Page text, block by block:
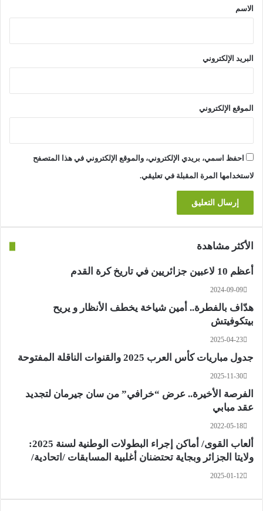
*الاسم
البريد الإلكتروني
الموقع الإلكتروني
احفظ اسمي، بريدي الإلكتروني، والموقع الإلكتروني في هذا المتصفح
لاستخدامها المرة المقبلة في تعليقي.
الأكثر مشاهدة
أعظم 10 لاعبين جزائريين في تاريخ كرة القدم
2024-09-09
هدّاف بالفطرة.. أمين شياخة يخطف الأنظار و يريح
بيتكوفيتش
2025-04-23
جدول مباريات كأس العرب 2025 والقنوات الناقلة المفتوحة
2025-11-30
الفرصة الأخيرة.. عرض “خرافي” من سان جيرمان لتجديد
عقد مبابي
2022-05-18
ألعاب القوى/ أماكن إجراء البطولات الوطنية لسنة 2025:
ولايتا الجزائر وبجاية تحتضنان أغلبية المسابقات /اتحادية/
2025-01-12